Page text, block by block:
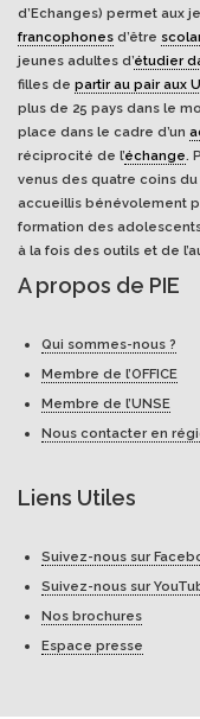
d’Echanges) permet aux
francophones d’être
jeunes adultes d’étudier
filles de partir au pair aux
plus de 25 pays dans le
place dans le cadre d’un
réciprocité de l’échange.
venus des quatre coins du
accueillis bénévolement
formation des
à la fois des outils et de
A propos de PIE
Qui sommes-nous ?
Membre de l’OFFICE
Membre de l’UNSE
Nous contacter en
Liens Utiles
Suivez-nous sur
Suivez-nous sur
Nos brochures
Espace presse